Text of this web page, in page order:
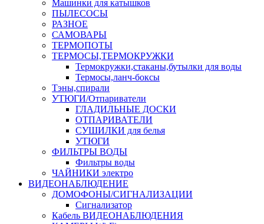
Машинки для катышков
ПЫЛЕСОСЫ
РАЗНОЕ
САМОВАРЫ
ТЕРМОПОТЫ
ТЕРМОСЫ,ТЕРМОКРУЖКИ
Термокружки,стаканы,бутылки для воды
Термосы,ланч-боксы
Тэны,спирали
УТЮГИ/Отпариватели
ГЛАДИЛЬНЫЕ ДОСКИ
ОТПАРИВАТЕЛИ
СУШИЛКИ для белья
УТЮГИ
ФИЛЬТРЫ ВОДЫ
Фильтры воды
ЧАЙНИКИ электро
ВИДЕОНАБЛЮДЕНИЕ
ДОМОФОНЫ/СИГНАЛИЗАЦИИ
Сигнализатор
Кабель ВИДЕОНАБЛЮДЕНИЯ